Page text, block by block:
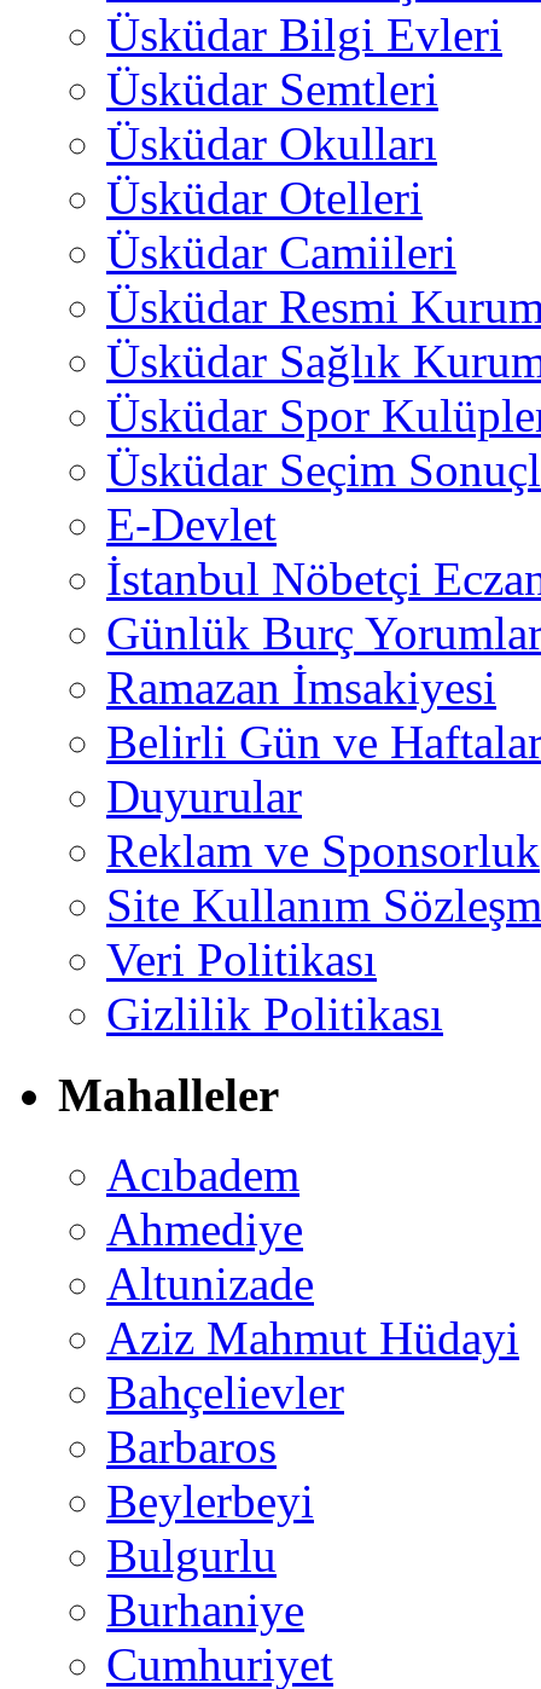
Üsküdar Bilgi Evleri
Üsküdar Semtleri
Üsküdar Okulları
Üsküdar Otelleri
Üsküdar Camiileri
Üsküdar Resmi
Üsküdar Sağlık
Üsküdar Spor
Üsküdar Seçim
E-Devlet
İstanbul Nöbetçi
Günlük Burç
Ramazan İmsakiyesi
Belirli Gün ve
Duyurular
Reklam ve Sponsorluk
Site Kullanım
Veri Politikası
Gizlilik Politikası
Mahalleler
Acıbadem
Ahmediye
Altunizade
Aziz Mahmut Hüdayi
Bahçelievler
Barbaros
Beylerbeyi
Bulgurlu
Burhaniye
Cumhuriyet